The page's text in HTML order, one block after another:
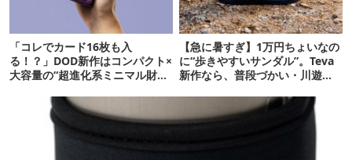
「コレでカード16枚も入
る！？」DOD新作はコンパクト×
大容量の“超進化系ミニマル財
【急に暑すぎ】1万円ちょいなの
に“歩きやすいサンダル”。Teva
新作なら、普段づかい・川遊